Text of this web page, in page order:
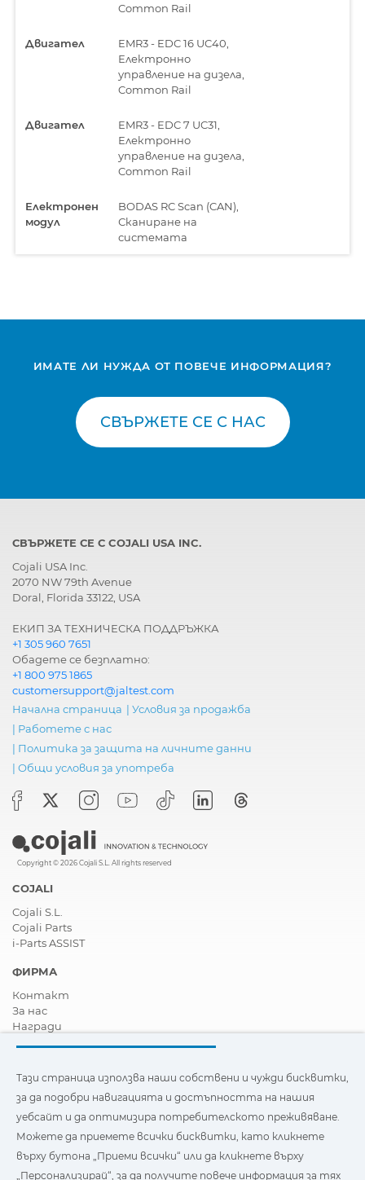
Common Rail
Двигател
EMR3 - EDC 16 UC40,
Електронно
управление на дизела,
Common Rail
Двигател
EMR3 - EDC 7 UC31,
Електронно
управление на дизела,
Common Rail
Електронен
модул
BODAS RC Scan (CAN),
Сканиране на
системата
контролен блок
BODAS RC Series 20
Централен
ИМАТЕ ЛИ НУЖДА ОТ ПОВЕЧЕ ИНФОРМАЦИЯ?
СВЪРЖЕТЕ СЕ С НАС
СВЪРЖЕТЕ СЕ С COJALI USA INC.
Cojali USA Inc.
2070 NW 79th Avenue
Doral, Florida 33122, USA
ЕКИП ЗА ТЕХНИЧЕСКА ПОДДРЪЖКА
+1 305 960 7651
Обадете се безплатно:
+1 800 975 1865
customersupport@jaltest.com
Начална страница | Условия за продажба
| Работете с нас
| Политика за защита на личните данни
| Общи условия за употреба
Copyright © 2026 Cojali S.L. All rights reserved
COJALI
Cojali S.L.
Cojali Parts
i-Parts ASSIST
ФИРМА
Контакт
За нас
Награди
Станете дистрибутор
Новини
Видеа
FAQ - Често задавани въпроси
Тази страница използва наши собствени и бисквитки на
трети страни, за да подобри навигацията и
Тази страница използва наши собствени и чужди бисквитки,
за да подобри навигацията и достъпността на нашия
уебсайт и да оптимизира потребителското преживяване.
Можете да приемете всички бисквитки, като кликнете
върху бутона „Приеми всички“ или да кликнете върху
„Персонализирай“, за да получите повече информация за тях